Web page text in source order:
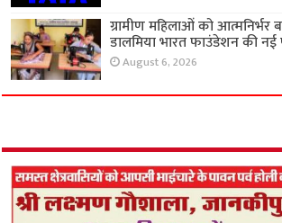
ग्रामीण महिलाओं को आत्मनिर्भर
डालमिया भारत फाउंडेशन की
August 6, 2026